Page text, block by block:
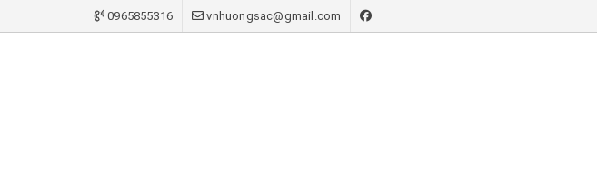
0965855316 vnhuongsac@gmail.com